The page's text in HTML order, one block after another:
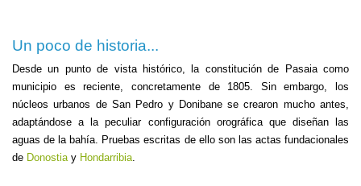
Un poco de historia...
Desde un punto de vista histórico, la constitución de Pasaia como
municipio es reciente, concretamente de 1805. Sin embargo, los
núcleos urbanos de San Pedro y Donibane se crearon mucho antes,
adaptándose a la peculiar configuración orográfica que diseñan las
aguas de la bahía. Pruebas escritas de ello son las actas fundacionales
de Donostiay Hondarribia.